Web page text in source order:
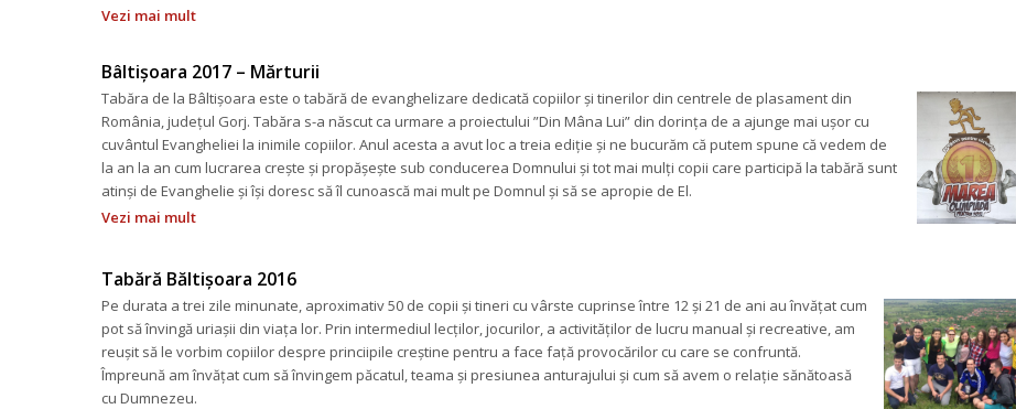
Vezi mai mult
Bâltișoara 2017 – Mărturii
Tabăra de la Bâltișoara este o tabără de evanghelizare dedicată copiilor și tinerilor din centrele de plasament din
România, județul Gorj. Tabăra s-a născut ca urmare a proiectului ”Din Mâna Lui” din dorința de a ajunge mai ușor cu
cuvântul Evangheliei la inimile copiilor. Anul acesta a avut loc a treia ediție și ne bucurăm că putem spune că vedem de
la an la an cum lucrarea crește și propășește sub conducerea Domnului și tot mai mulți copii care participă la tabără sunt
atinși de Evanghelie și își doresc să îl cunoască mai mult pe Domnul și să se apropie de El.
Vezi mai mult
Tabără Băltișoara 2016
Pe durata a trei zile minunate, aproximativ 50 de copii și tineri cu vârste cuprinse între 12 și 21 de ani au învățat cum
pot să învingă uriașii din viața lor. Prin intermediul lecților, jocurilor, a activităților de lucru manual și recreative, am
reușit să le vorbim copiilor despre princiipile creștine pentru a face față provocărilor cu care se confruntă.
Împreună am învățat cum să învingem păcatul, teama și presiunea anturajului și cum să avem o relație sănătoasă
cu Dumnezeu.